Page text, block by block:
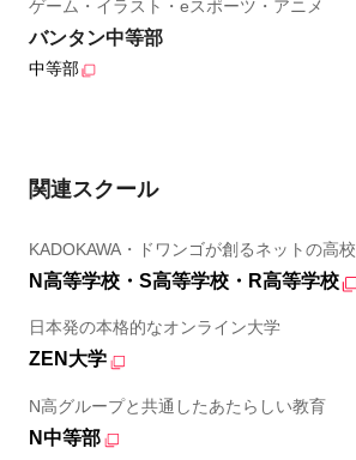
ゲーム・イラスト・eスポーツ・アニメ
バンタン中等部
中等部
関連スクール
KADOKAWA・ドワンゴが創るネットの高校
N高等学校・S高等学校・R高等学校
日本発の本格的なオンライン大学
ZEN大学
N高グループと共通したあたらしい教育
N中等部